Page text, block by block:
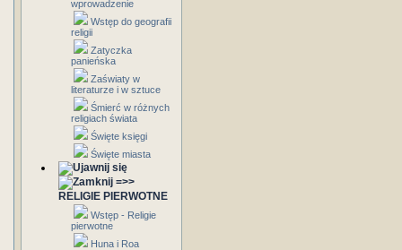
wprowadzenie
Wstęp do geografii
religii
Zatyczka
panieńska
Zaświaty w
literaturze i w sztuce
Śmierć w różnych
religiach świata
Święte księgi
Święte miasta
=>>
RELIGIE PIERWOTNE
Wstęp - Religie
pierwotne
Huna i Roa